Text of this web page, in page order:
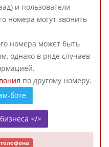
и пользователи
номера могут звонить
номера может быть
однако в ряде случаев
по другому номеру.
боте
</>